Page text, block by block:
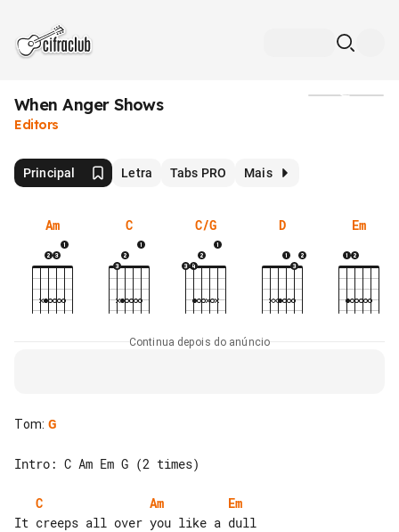
When Anger Shows
Editors
Principal Letra Tabs PRO Mais
Am C C/G D Em
Continua depois do anúncio
Tom: G
Intro: C Am Em G (2 times)
C Am
Em